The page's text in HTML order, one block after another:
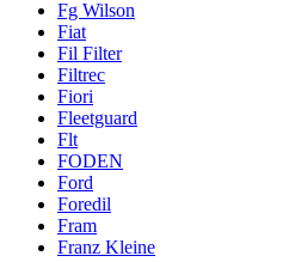
Fg Wilson
Fiat
Fil Filter
Filtrec
Fiori
Fleetguard
Flt
FODEN
Ford
Foredil
Fram
Franz Kleine